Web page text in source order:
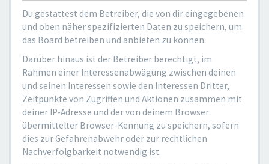
Du gestattest dem Betreiber, die von dir eingegebenen
und oben näher spezifizierten Daten zu speichern, um
das Board betreiben und anbieten zu können.
Darüber hinaus ist der Betreiber berechtigt, im
Rahmen einer Interessenabwägung zwischen deinen
und seinen Interessen sowie den Interessen Dritter,
Zeitpunkte von Zugriffen und Aktionen zusammen mit
deiner IP-Adresse und der von deinem Browser
übermittelter Browser-Kennung zu speichern, sofern
dies zur Gefahrenabwehr oder zur rechtlichen
Nachverfolgbarkeit notwendig ist.